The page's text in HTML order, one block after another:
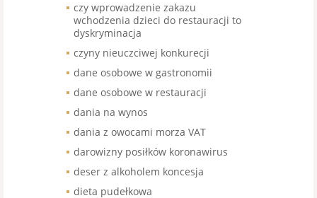
czy wprowadzenie zakazu
wchodzenia dzieci do restauracji to
dyskryminacja
czyny nieuczciwej konkurecji
dane osobowe w gastronomii
dane osobowe w restauracji
dania na wynos
dania z owocami morza VAT
darowizny posiłków koronawirus
deser z alkoholem koncesja
dieta pudełkowa